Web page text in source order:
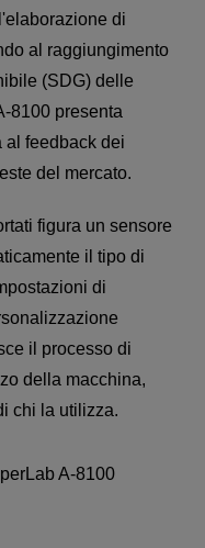
di
al raggiungimento
(SDG) delle
8100 presenta
al feedback dei
del mercato.
figura un sensore
il tipo di
di
il processo di
della macchina,
chi la utilizza.
A-8100